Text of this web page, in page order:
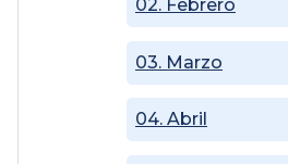
02. Febrero
03. Marzo
04. Abril